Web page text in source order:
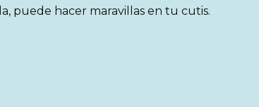
puede hacer maravillas en tu cutis.